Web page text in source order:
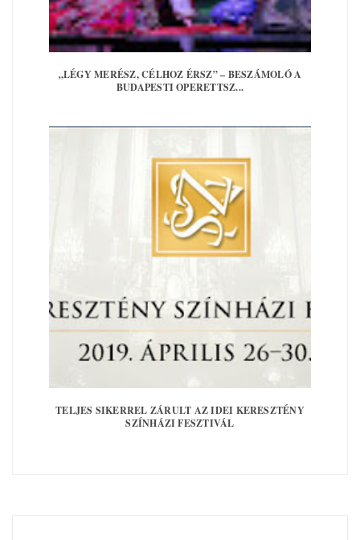
„LÉGY MERÉSZ, CÉLHOZ ÉRSZ” – BESZÁMOLÓ A
BUDAPESTI OPERETTSZ...
TELJES SIKERREL ZÁRULT AZ IDEI KERESZTÉNY
SZÍNHÁZI FESZTIVÁL